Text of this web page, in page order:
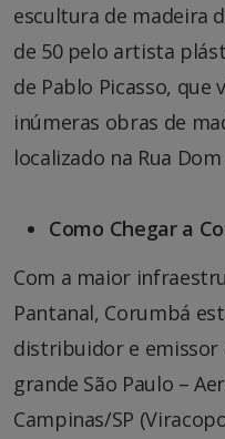
escultura de madeira
de 50 pelo artista
de Pablo Picasso, que
inúmeras obras de
localizado na Rua
Como Chegar a
Com a maior
Pantanal, Corumbá
distribuidor e emissor
grande São Paulo –
Campinas/SP